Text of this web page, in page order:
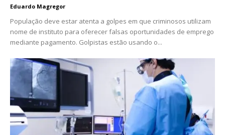
Eduardo Magregor
População deve estar atenta a golpes em que criminosos utilizam
nome de instituto para oferecer falsas oportunidades de emprego
mediante pagamento. Golpistas estão usando o...